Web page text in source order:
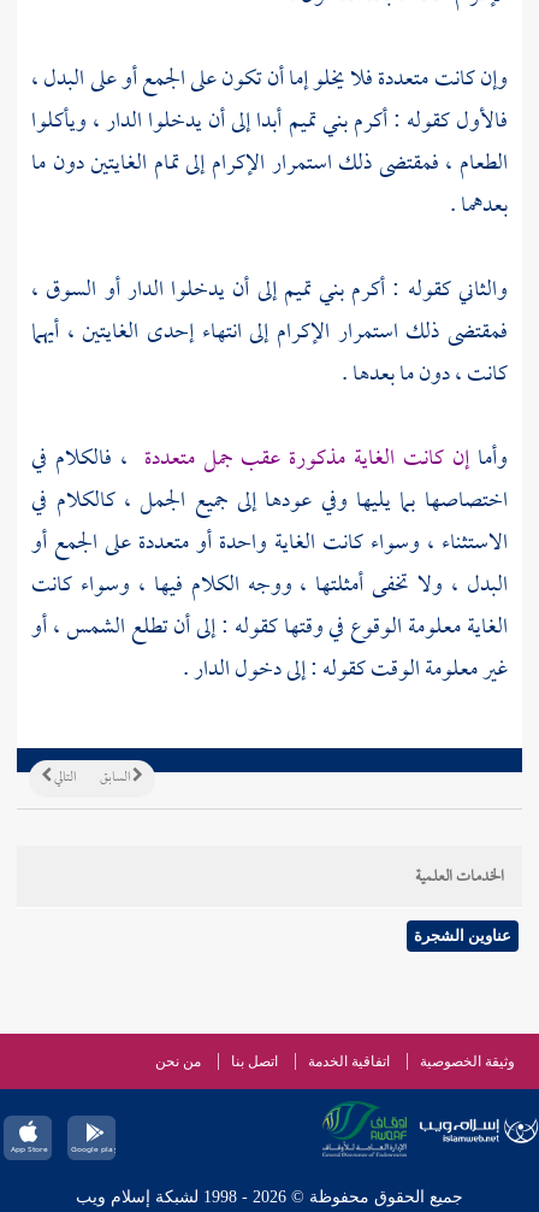
وإن كانت متعددة فلا يخلو إما أن تكون على الجمع أو على البدل ،
فالأول كقوله : أكرمبني تميمأبدا إلى أن يدخلوا الدار ، ويأكلوا
الطعام ، فمقتضى ذلك استمرار الإكرام إلى تمام الغايتين دون ما
بعدهما .
والثاني كقوله : أكرمبني تميمإلى أن يدخلوا الدار أو السوق ،
فمقتضى ذلك استمرار الإكرام إلى انتهاء إحدى الغايتين ، أيهما
كانت ، دون ما بعدها .
وأماإن كانت الغاية مذكورة عقب جمل متعددة ، فالكلام في
اختصاصها بما يليها وفي عودها إلى جميع الجمل ، كالكلام في
الاستثناء ، وسواء كانت الغاية واحدة أو متعددة على الجمع أو
البدل ، ولا تخفى أمثلتها ، ووجه الكلام فيها ، وسواء كانت
الغاية معلومة الوقوع في وقتها كقوله : إلى أن تطلع الشمس ، أو
غير معلومة الوقت كقوله : إلى دخول الدار .
التالي السابق
الخدمات العلمية
عناوين الشجرة
وثيقة الخصوصية اتفاقية الخدمة اتصل بنا من نحن
جميع الحقوق محفوظة © 2026 - 1998 لشبكة إسلام ويب